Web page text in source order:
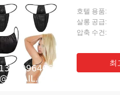
호텔 용품:
살롱 공급:
압축 수건:
최